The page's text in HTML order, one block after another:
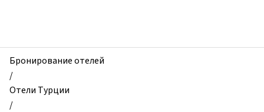
Elisa
Otel,
Айвалык,
Турция
Бронирование отелей
/
Отели Турции
/